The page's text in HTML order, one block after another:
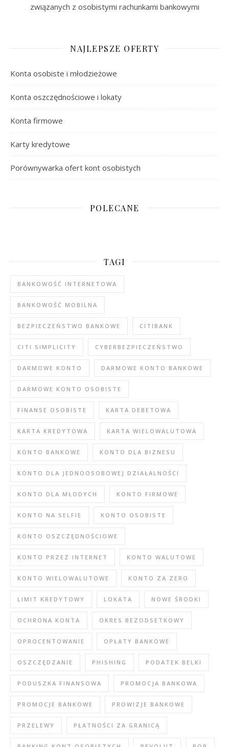
związanych z osobistymi rachunkami bankowymi
NAJLEPSZE OFERTY
Konta osobiste i młodzieżowe
Konta oszczędnościowe i lokaty
Konta firmowe
Karty kredytowe
Porównywarka ofert kont osobistych
POLECANE
TAGI
BANKOWOŚĆ INTERNETOWA
BANKOWOŚĆ MOBILNA
BEZPIECZEŃSTWO BANKOWE CITIBANK
CITI SIMPLICITY CYBERBEZPIECZEŃSTWO
DARMOWE KONTO DARMOWE KONTO BANKOWE
DARMOWE KONTO OSOBISTE
FINANSE OSOBISTE KARTA DEBETOWA
KARTA KREDYTOWA KARTA WIELOWALUTOWA
KONTO BANKOWE KONTO DLA BIZNESU
KONTO DLA JEDNOOSOBOWEJ DZIAŁALNOŚCI
KONTO DLA MŁODYCH KONTO FIRMOWE
KONTO NA SELFIE KONTO OSOBISTE
KONTO OSZCZĘDNOŚCIOWE
KONTO PRZEZ INTERNET KONTO WALUTOWE
KONTO WIELOWALUTOWE KONTO ZA ZERO
LIMIT KREDYTOWY LOKATA NOWE ŚRODKI
OCHRONA KONTA OKRES BEZODSETKOWY
OPROCENTOWANIE OPŁATY BANKOWE
OSZCZĘDZANIE PHISHING PODATEK BELKI
PODUSZKA FINANSOWA PROMOCJA BANKOWA
PROMOCJE BANKOWE PROWIZJE BANKOWE
PRZELEWY PŁATNOŚCI ZA GRANICĄ